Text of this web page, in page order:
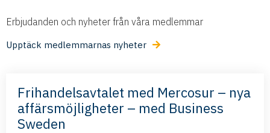
Erbjudanden och nyheter från våra medlemmar
Upptäck medlemmarnas nyheter
Frihandelsavtalet med Mercosur – nya
affärsmöjligheter – med Business
Sweden